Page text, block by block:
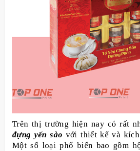
Trên thị trường hiện nay có rất
đựng yến sào với thiết kế và
Một số loại phổ biến bao gồm